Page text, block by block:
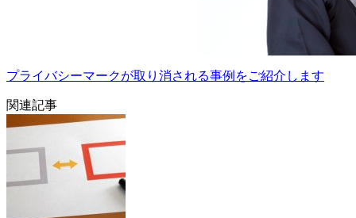
プライバシーマークが取り消される事例をご紹介します
関連記事